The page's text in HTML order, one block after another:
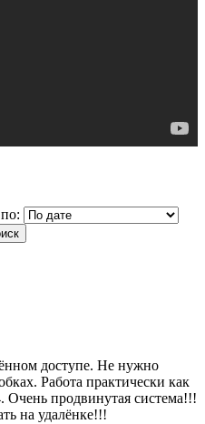
доступе. Не нужно
Работа практически как
продвинутая система!!!
на удалёнке!!!